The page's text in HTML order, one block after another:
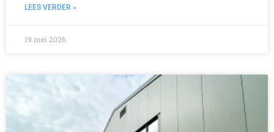
LEES VERDER »
19 mei 2026